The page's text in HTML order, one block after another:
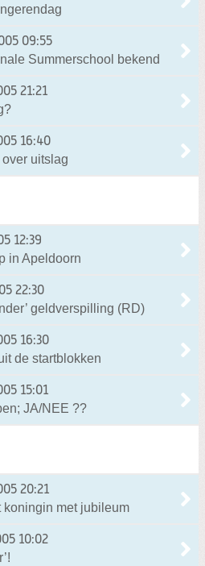
09:55
Summerschool bekend
21:21
16:40
uitslag
12:39
in Apeldoorn
22:30
geldverspilling (RD)
16:30
de startblokken
15:01
JA/NEE ??
20:21
koningin met jubileum
10:02